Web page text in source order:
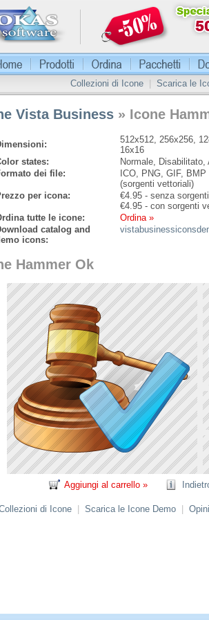
Collezioni di Icone Scarica le
Vista Business » Icone
512x512, 256x256,
16x16
states:
Normale,
dei file:
ICO, PNG, GIF,
(sorgenti vettoriali)
per icona:
€4.95 - senza
€4.95 - con sorgenti
tutte le icone:
Ordina »
catalog and
icons:
Hammer Ok
Aggiungi al carrello »
di Icone Scarica le Icone Demo